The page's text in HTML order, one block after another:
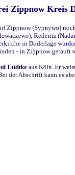
Zippnow Kreis
Zippnow (Sypnywo)
Rederitz
in Doderlage
- in Zippnow getauft
Lüdtke aus Köln. Er
der Abschrift kann es